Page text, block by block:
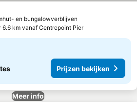
en bungalowverblijven
6.6 km vanaf Centrepoint Pier
Prijzen bekijken
Meer info